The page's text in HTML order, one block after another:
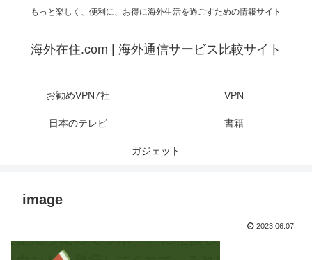
もっと楽しく、便利に、お得に海外生活を過ごすための情報サイト
海外在住.com | 海外通信サービス比較サイト
お勧めVPN7社 VPN
日本のテレビ 書籍
ガジェット
image
2023.06.07